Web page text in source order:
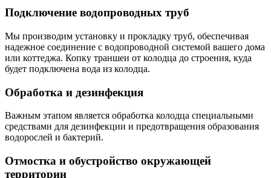
Подключение водопроводных труб
Мы производим установку и прокладку труб, обеспечивая
надежное соединение с водопроводной системой вашего дома
или коттеджа. Копку траншеи от колодца до строения, куда
будет подключена вода из колодца.
Обработка и дезинфекция
Важным этапом является обработка колодца специальными
средствами для дезинфекции и предотвращения образования
водорослей и бактерий.
Отмостка и обустройство окружающей
территории